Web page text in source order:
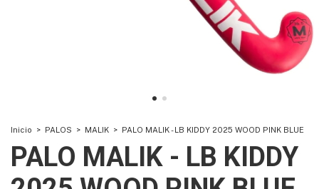
Inicio > PALOS > MALIK > PALO MALIK - LB KIDDY 2025 WOOD PINK BLUE
PALO MALIK - LB KIDDY